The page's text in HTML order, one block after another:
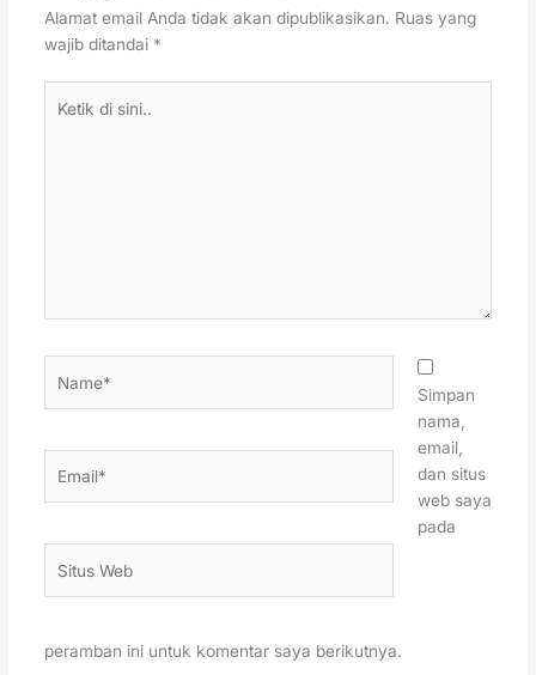
Alamat email Anda tidak akan dipublikasikan. Ruas yang
wajib ditandai *
Web
Simpan
nama,
email,
dan situs
web saya
pada
peramban ini untuk komentar saya berikutnya.